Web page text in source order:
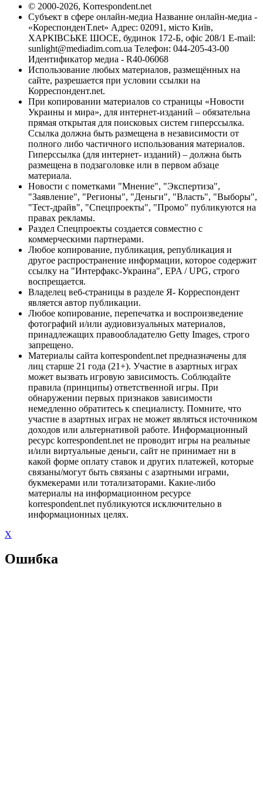
© 2000-2026, Korrespondent.net
Субъект в сфере онлайн-медиа Название онлайн-медиа -
«КореспонденТ.net» Адрес: 02091, місто Київ,
ХАРКІВСЬКЕ ШОСЕ, будинок 172-Б, офіс 208/1 E-mail:
sunlight@mediadim.com.ua Телефон: 044-205-43-00
Идентификатор медиа - R40-06068
Использование любых материалов, размещённых на
сайте, разрешается при условии ссылки на
Корреспондент.net.
При копировании материалов со страницы «Новости
Украины и мира», для интернет-изданий – обязательна
прямая открытая для поисковых систем гиперссылка.
Ссылка должна быть размещена в независимости от
полного либо частичного использования материалов.
Гиперссылка (для интернет- изданий) – должна быть
размещена в подзаголовке или в первом абзаце
материала.
Новости с пометками "Мнение", "Экспертиза",
"Заявление", "Регионы", "Деньги", "Власть", "Выборы",
"Тест-драйв", "Спецпроекты", "Промо" публикуются на
правах рекламы.
Раздел Спецпроекты создается совместно с
коммерческими партнерами.
Любое копирование, публикация, републикация и
другое распространение информации, которое содержит
ссылку на "Интерфакс-Украина", EPA / UPG, строго
воспрещается.
Владелец веб-страницы в разделе Я- Корреспондент
является автор публикации.
Любое копирование, перепечатка и воспроизведение
фотографий и/или аудиовизуальных материалов,
принадлежащих правообладателю Getty Images, строго
запрещено.
Материалы сайта korrespondent.net предназначены для
лиц старше 21 года (21+). Участие в азартных играх
может вызвать игровую зависимость. Соблюдайте
правила (принципы) ответственной игры. При
обнаружении первых признаков зависимости
немедленно обратитесь к специалисту. Помните, что
участие в азартных играх не может являться источником
доходов или альтернативой работе. Информационный
ресурс korrespondent.net не проводит игры на реальные
и/или виртуальные деньги, сайт не принимает ни в
какой форме оплату ставок и других платежей, которые
связаны/могут быть связаны с азартными играми,
букмекерами или тотализаторами. Какие-либо
материалы на информационном ресурсе
korrespondent.net публикуются исключительно в
информационных целях.
X
Ошибка